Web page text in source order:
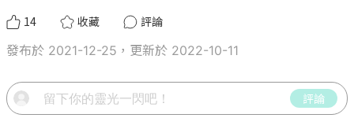
14 收藏
評論
發布於 2021-12-25，更新於 2022-10-11
評論